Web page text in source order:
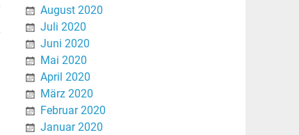
August 2020
Juli 2020
Juni 2020
Mai 2020
April 2020
März 2020
Februar 2020
Januar 2020